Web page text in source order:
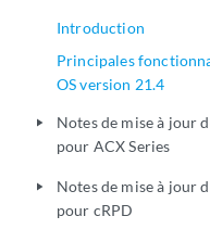
Introduction
Principales
OS version 21.4
play_arrow
Notes de mise à jour
pour ACX Series
play_arrow
Notes de mise à jour
pour cRPD